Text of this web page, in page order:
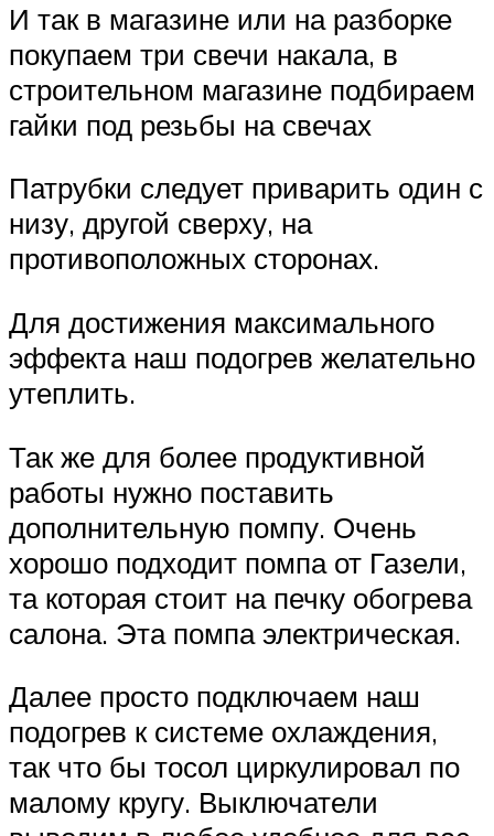
И так в магазине или на разборке
покупаем три свечи накала, в
строительном магазине подбираем
гайки под резьбы на свечах
Патрубки следует приварить один с
низу, другой сверху, на
противоположных сторонах.
Для достижения максимального
эффекта наш подогрев желательно
утеплить.
Так же для более продуктивной
работы нужно поставить
дополнительную помпу. Очень
хорошо подходит помпа от Газели,
та которая стоит на печку обогрева
салона. Эта помпа электрическая.
Далее просто подключаем наш
подогрев к системе охлаждения,
так что бы тосол циркулировал по
малому кругу. Выключатели